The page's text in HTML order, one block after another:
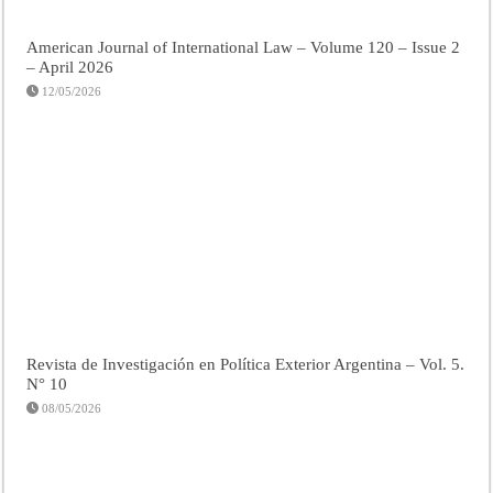
American Journal of International Law – Volume 120 – Issue 2
– April 2026
12/05/2026
Revista de Investigación en Política Exterior Argentina – Vol. 5.
N° 10
08/05/2026